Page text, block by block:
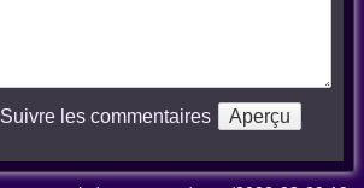
Suivre les commentaires